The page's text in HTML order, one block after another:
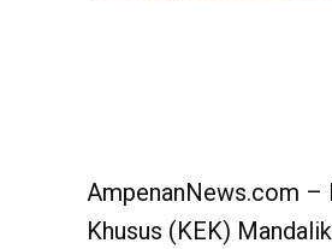
AmpenanNews.com –
Khusus (KEK)